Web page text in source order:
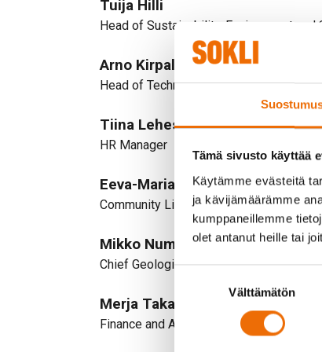
Tämä sivusto käyttää
Käytämme evästeitä
ja kävijämäärämme
kumppaneillemme
olet antanut heille tai
Välttämätön
Tuija Hilli
Head of Sustainability, Environment and
Arno Kirpala
Head of Technology and Business
Tiina Lehesniemi
HR Manager
Eeva-Maria Maijala
Community Liaison Manager
Mikko Numminen
Chief Geologist
Merja Takala
Finance and Administrative Manager